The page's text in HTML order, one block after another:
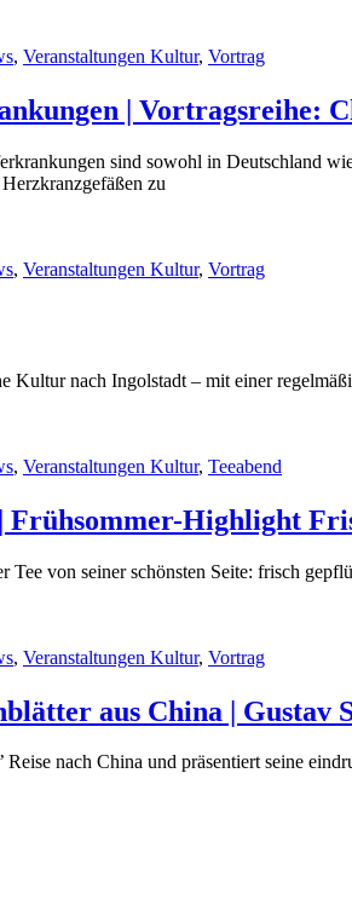
, Veranstaltungen Kultur, Vortrag
| Vortragsreihe:
sind sowohl in Deutschland
zu
, Veranstaltungen Kultur, Vortrag
Kultur nach Ingolstadt – mit einer
, Veranstaltungen Kultur, Teeabend
Frühsommer-Highlight
Tee von seiner schönsten Seite: frisch
, Veranstaltungen Kultur, Vortrag
aus China | Gustav
Reise nach China und präsentiert seine